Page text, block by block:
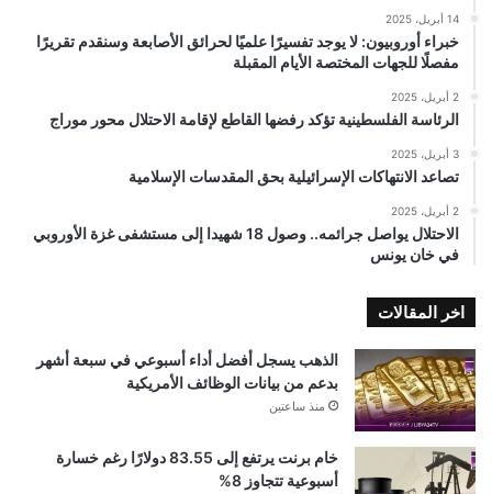
14 أبريل، 2025
خبراء أوروبيون: لا يوجد تفسيرًا علميًا لحرائق الأصابعة وسنقدم تقريرًا
مفصلًا للجهات المختصة الأيام المقبلة
2 أبريل، 2025
الرئاسة الفلسطينية تؤكد رفضها القاطع لإقامة الاحتلال محور موراج
3 أبريل، 2025
تصاعد الانتهاكات الإسرائيلية بحق المقدسات الإسلامية
2 أبريل، 2025
الاحتلال يواصل جرائمه.. وصول 18 شهيدا إلى مستشفى غزة الأوروبي
في خان يونس
اخر المقالات
الذهب يسجل أفضل أداء أسبوعي في سبعة أشهر
بدعم من بيانات الوظائف الأمريكية
منذ ساعتين
خام برنت يرتفع إلى 83.55 دولارًا رغم خسارة
أسبوعية تتجاوز 8%